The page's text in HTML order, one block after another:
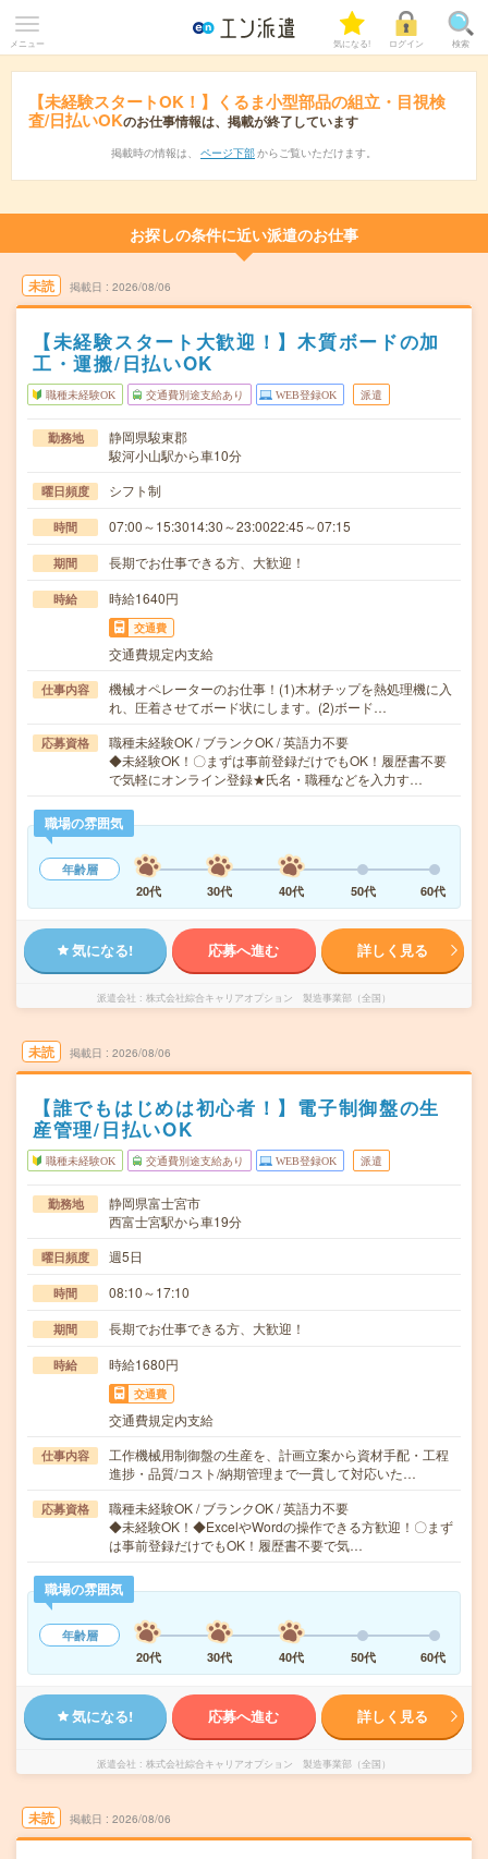
メニュー 気になる! ログイン 検索
【未経験スタートOK！】くるま小型部品の組立・目視検
査/日払いOKのお仕事情報は、掲載が終了しています
掲載時の情報は、 ページ下部 からご覧いただけます。
お探しの条件に近い派遣のお仕事
未読 掲載日 2026/08/06
【未経験スタート大歓迎！】木質ボードの加
工・運搬/日払いOK
職種未経験OK 交通費別途支給あり WEB登録OK 派遣
勤務地
静岡県駿東郡
駿河小山駅から車10分
曜日頻度 シフト制
時間 07:00～15:3014:30～23:0022:45～07:15
期間 長期でお仕事できる方、大歓迎！
時給 時給1640円
交通費
交通費規定内支給
仕事内容
機械オペレーターのお仕事！(1)木材チップを熱処理機に入
れ、圧着させてボード状にします。(2)ボード…
応募資格
職種未経験OK / ブランクOK / 英語力不要
◆未経験OK！〇まずは事前登録だけでもOK！履歴書不要
で気軽にオンライン登録★氏名・職種などを入力す…
職場の雰囲気
年齢層
20代
30代 40代 50代 60代
気になる! 応募へ進む 詳しく見る
派遣会社 株式会社綜合キャリアオプション 製造事業部（全国）
未読 掲載日 2026/08/06
【誰でもはじめは初心者！】電子制御盤の生
産管理/日払いOK
職種未経験OK 交通費別途支給あり WEB登録OK 派遣
勤務地
静岡県富士宮市
西富士宮駅から車19分
曜日頻度 週5日
時間 08:10～17:10
期間 長期でお仕事できる方、大歓迎！
時給 時給1680円
交通費
交通費規定内支給
仕事内容
工作機械用制御盤の生産を、計画立案から資材手配・工程
進捗・品質/コスト/納期管理まで一貫して対応いた…
応募資格
職種未経験OK / ブランクOK / 英語力不要
◆未経験OK！◆ExcelやWordの操作できる方歓迎！〇まず
は事前登録だけでもOK！履歴書不要で気…
職場の雰囲気
年齢層
20代
30代 40代 50代 60代
気になる! 応募へ進む 詳しく見る
派遣会社 株式会社綜合キャリアオプション 製造事業部（全国）
未読 掲載日 2026/08/06